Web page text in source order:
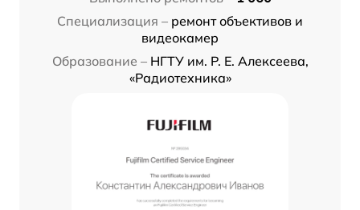
Специализация – ремонт объективов и
видеокамер
Образование – НГТУ им. Р. Е. Алексеева,
«Радиотехника»